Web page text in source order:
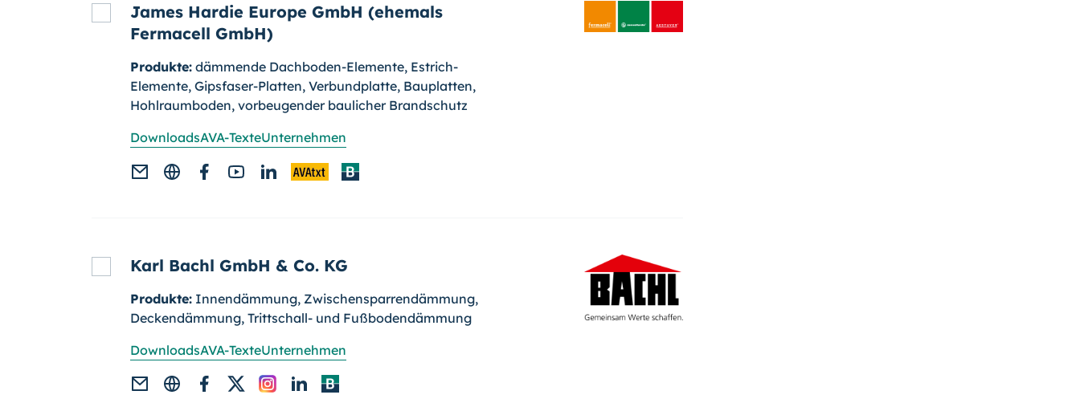
James Hardie Europe GmbH (ehemals
Fermacell GmbH)
Produkte: dämmende Dachboden-Elemente, Estrich-
Elemente, Gipsfaser-Platten, Verbundplatte, Bauplatten,
Hohlraumboden, vorbeugender baulicher Brandschutz
DownloadsAVA-TexteUnternehmen
Karl Bachl GmbH & Co. KG
Produkte: Innendämmung, Zwischensparrendämmung,
Deckendämmung, Trittschall- und Fußbodendämmung
DownloadsAVA-TexteUnternehmen